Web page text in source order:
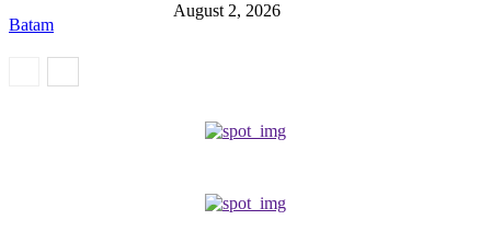
Batam
August 2, 2026